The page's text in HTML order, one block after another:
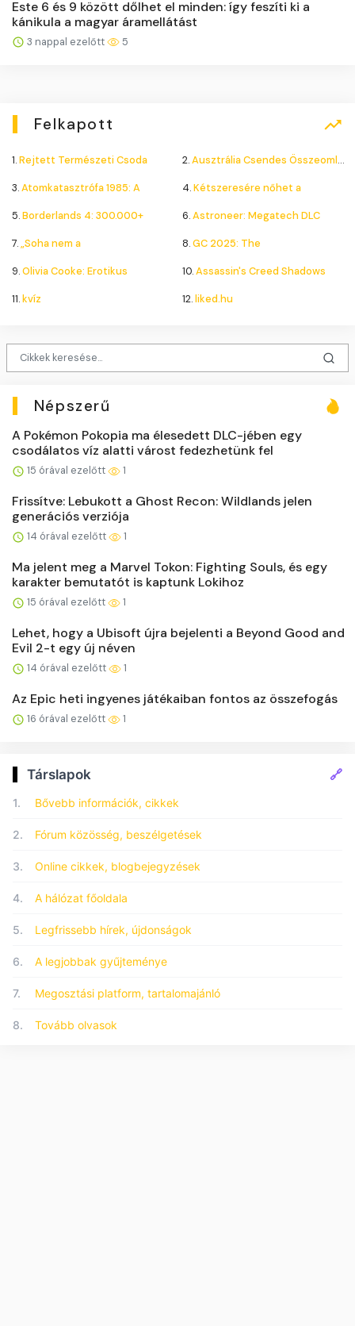
Este 6 és 9 között dőlhet el minden: így feszíti ki a
kánikula a magyar áramellátást
3 nappal ezelőtt 5
Felkapott
1.Rejtett Természeti Csoda 2.Ausztrália Csendes Összeomlása
3.Atomkatasztrófa 1985: A 4.Kétszeresére nőhet a
5.Borderlands 4: 300.000+ 6.Astroneer: Megatech DLC
7.„Soha nem a 8.GC 2025: The
9.Olivia Cooke: Erotikus 10.Assassin's Creed Shadows
11.kvíz 12.liked.hu
Népszerű
A Pokémon Pokopia ma élesedett DLC-jében egy
csodálatos víz alatti várost fedezhetünk fel
15 órával ezelőtt 1
Frissítve: Lebukott a Ghost Recon: Wildlands jelen
generációs verziója
14 órával ezelőtt 1
Ma jelent meg a Marvel Tokon: Fighting Souls, és egy
karakter bemutatót is kaptunk Lokihoz
15 órával ezelőtt 1
Lehet, hogy a Ubisoft újra bejelenti a Beyond Good and
Evil 2-t egy új néven
14 órával ezelőtt 1
Az Epic heti ingyenes játékaiban fontos az összefogás
16 órával ezelőtt 1
Társlapok 🔗
1. Bővebb információk, cikkek
2. Fórum közösség, beszélgetések
3. Online cikkek, blogbejegyzések
4. A hálózat főoldala
5. Legfrissebb hírek, újdonságok
6. A legjobbak gyűjteménye
7. Megosztási platform, tartalomajánló
8. Tovább olvasok